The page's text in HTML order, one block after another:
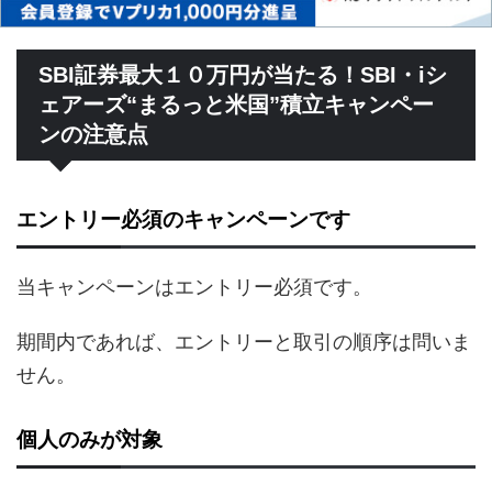
SBI証券最大１０万円が当たる！SBI・iシ
ェアーズ“まるっと米国”積立キャンペー
ンの注意点
エントリー必須のキャンペーンです
当キャンペーンはエントリー必須です。
期間内であれば、エントリーと取引の順序は問いま
せん。
個人のみが対象